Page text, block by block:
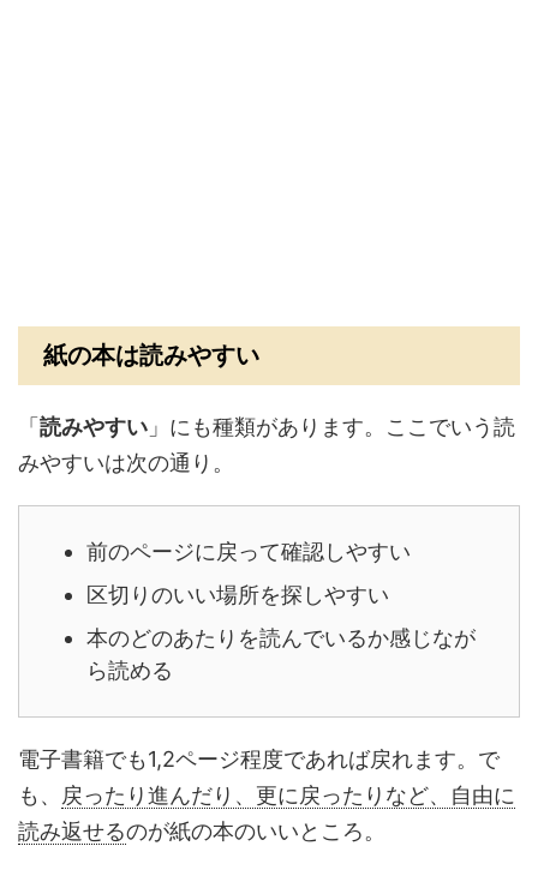
紙の本は読みやすい
「読みやすい 」にも種類があります。ここでいう読
みやすいは次の通り。
前のページに戻って確認しやすい
区切りのいい場所を探しやすい
本のどのあたりを読んでいるか感じなが
ら読める
電子書籍でも1,2ページ程度であれば戻れます。で
も、 戻ったり進んだり、更に戻ったりなど、自由に
読み返せるのが紙の本のいいところ。